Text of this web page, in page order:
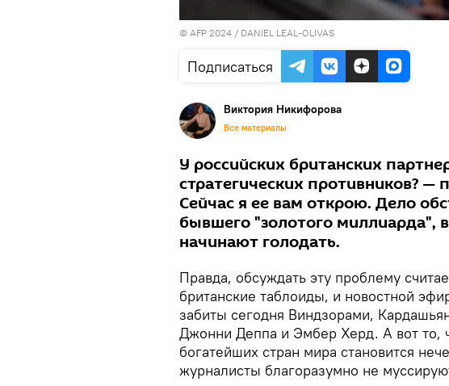
© AFP 2024 / DANIEL LEAL-OLIVAS
Подписаться
Виктория Никифорова
Все материалы
У российских британских
стратегических противников? —
Сейчас я ее вам открою. Дело
бывшего "золотого миллиарда",
начинают голодать.
Правда, обсуждать эту проблему
британские таблоиды, и новостной
забиты сегодня Виндзорами,
Джонни Деппа и Эмбер Херд. А вот то,
богатейших стран мира становится
журналисты благоразумно не